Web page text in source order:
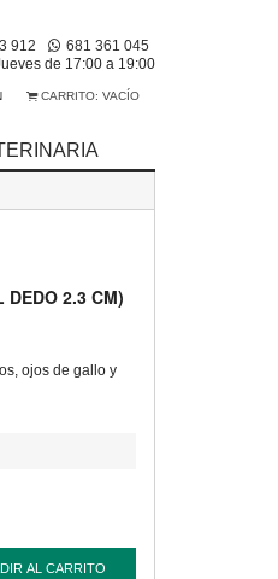
912
681 361 045
de 17:00 a 19:00
CARRITO: VACÍO
DEDO 2.3 CM)
ojos de gallo y
AL CARRITO